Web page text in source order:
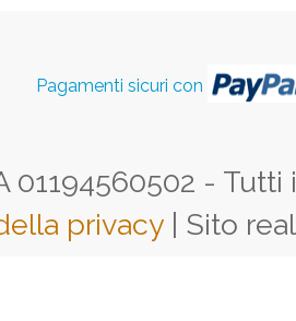
Pagamenti sicuri con
01194560502 -
privacy | Sito